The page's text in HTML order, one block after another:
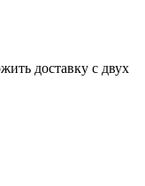
доставку с двух